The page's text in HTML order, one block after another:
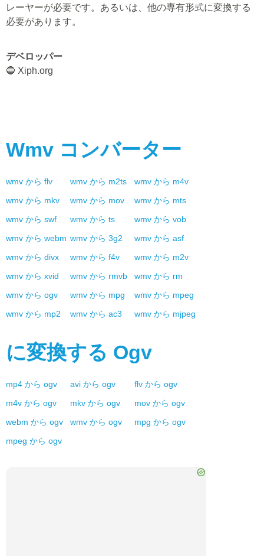
レーヤーが必要です。あるいは、他の専有形式に変換する
必要があります。
デベロッパー
🔵 Xiph.org
Wmv コンバーター
wmv から flv wmv から m2ts wmv から m4v
wmv から mkv wmv から mov wmv から mts
wmv から swf wmv から ts wmv から vob
wmv から webm wmv から 3g2 wmv から asf
wmv から divx wmv から f4v wmv から m2v
wmv から xvid wmv から rmvb wmv から rm
wmv から ogv wmv から mpg wmv から mpeg
wmv から mp2 wmv から ac3 wmv から mjpeg
に変換する Ogv
mp4 から ogv avi から ogv flv から ogv
m4v から ogv mkv から ogv mov から ogv
webm から ogv wmv から ogv mpg から ogv
mpeg から ogv